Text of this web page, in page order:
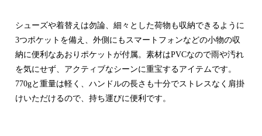
シューズや着替えは勿論、細々とした荷物も収納できるように
3つポケットを備え、外側にもスマートフォンなどの小物の収
納に便利なあおりポケットが付属。素材はPVCなので雨や汚れ
を気にせず、アクティブなシーンに重宝するアイテムです。
770gと重量は軽く、ハンドルの長さも十分でストレスなく肩掛
けいただけるので、持ち運びに便利です。